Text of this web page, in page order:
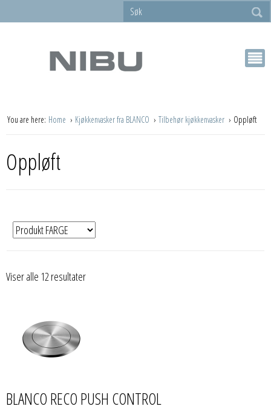
You are here: Home Kjøkkenvasker fra BLANCO Tilbehør kjøkkenvasker Oppløft
Oppløft
Viser alle 12 resultater
BLANCO RECO PUSH CONTROL